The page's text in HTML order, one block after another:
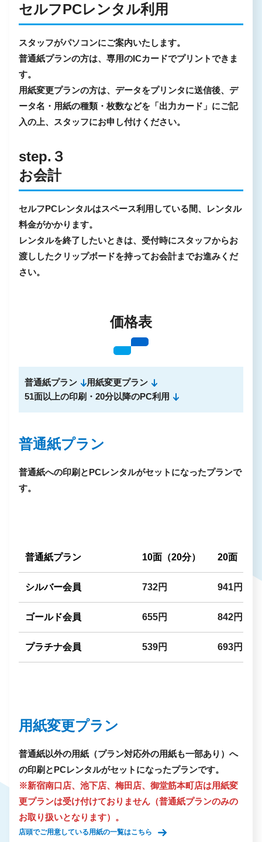
セルフPCレンタル利用
スタッフがパソコンにご案内いたします。
普通紙プランの方は、専用のICカードでプリントできま
す。
用紙変更プランの方は、データをプリンタに送信後、デ
ータ名・用紙の種類・枚数などを「出力カード」にご記
入の上、スタッフにお申し付けください。
step.３
お会計
セルフPCレンタルはスペース利用している間、レンタル
料金がかかります。
レンタルを終了したいときは、受付時にスタッフからお
渡ししたクリップボードを持ってお会計までお進みくだ
さい。
価格表
普通紙プラン
用紙変更プラン
51面以上の印刷・20分以降のPC利用
普通紙プラン
普通紙への印刷とPCレンタルがセットになったプランで
す。
普通紙プラン 10面（20分） 20面（20
シルバー会員 732円 941円
ゴールド会員 655円 842円
プラチナ会員 539円 693円
用紙変更プラン
普通紙以外の用紙（プラン対応外の用紙も一部あり）へ
の印刷とPCレンタルがセットになったプランです。
※新宿南口店、池下店、梅田店、御堂筋本町店は用紙変
更プランは受け付けておりません（普通紙プランのみの
お取り扱いとなります）。
店頭でご用意している用紙の一覧はこちら